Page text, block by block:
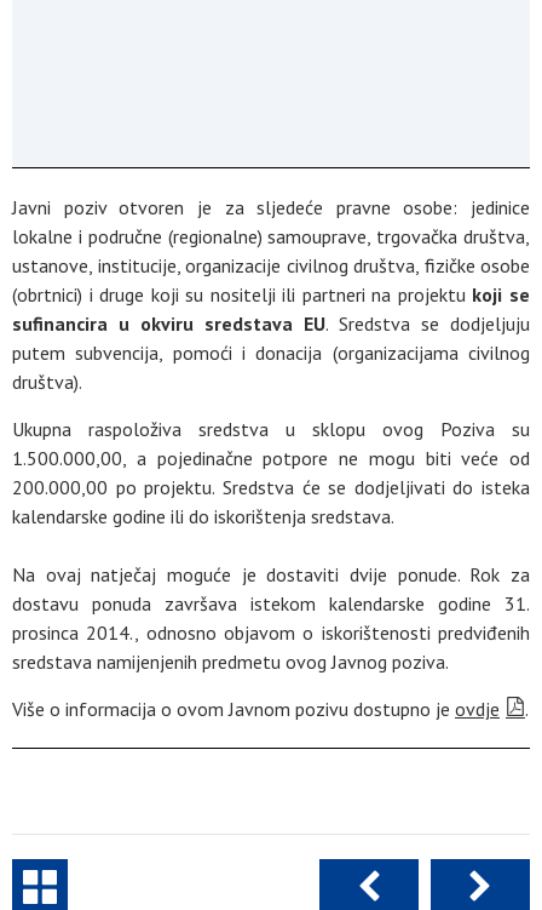
Javni poziv otvoren je za sljedeće pravne osobe: jedinice
lokalne i područne (regionalne) samouprave, trgovačka društva,
ustanove, institucije, organizacije civilnog društva, fizičke osobe
(obrtnici) i druge koji su nositelji ili partneri na projektu koji se
sufinancira u okviru sredstava EU. Sredstva se dodjeljuju
putem subvencija, pomoći i donacija (organizacijama civilnog
društva).
Ukupna raspoloživa sredstva u sklopu ovog Poziva su
1.500.000,00, a pojedinačne potpore ne mogu biti veće od
200.000,00 po projektu. Sredstva će se dodjeljivati do isteka
kalendarske godine ili do iskorištenja sredstava.
Na ovaj natječaj moguće je dostaviti dvije ponude. Rok za
dostavu ponuda završava istekom kalendarske godine 31.
prosinca 2014., odnosno objavom o iskorištenosti predviđenih
sredstava namijenjenih predmetu ovog Javnog poziva.
Više o informacija o ovom Javnom pozivu dostupno je ovdje .